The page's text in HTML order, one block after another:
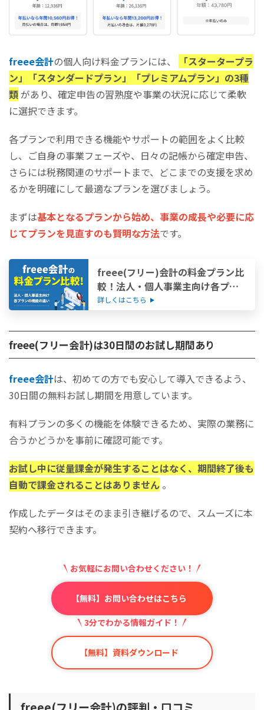
freee会計の個人向け料金プランには、
「スタータープラ
ン」「スタンダードプラン」「プレミアムプラン」の3種
類があり、確定申告の習熟度や事業の状況に応じて柔軟
に選択できます。
各プランで利用できる機能やサポートの範囲をよく比較
し、ご自身の事業フェーズや、日々の記帳から確定申告、
さらには税務関連のサポートまで、どこまでの支援を求め
るかを明確にして最適なプランを選びましょう。
まずは基本となるプランから始め、事業の成長や必要に応
じてプランを見直すのも賢明な方法です。
freee(フリー)会計の料金プラン比
較！法人・個人事業主向け各プラ
ンの機能の違い
詳しくはこちら
freee(フリー会計)は30日間のお試し期間あり
freee会計は、初めての方でも安心して導入できるよう、
30日間の無料お試し期間を用意しています。
有料プランの多くの機能を体験できるため、実際の業務に
合うかどうかを事前に確認可能です。
お試し中に従量課金が発生することはなく、期間終了後も
自動で課金されることはありません 。
作成したデータはそのまま引き継げるので、スムーズに本
契約へ移行できます。
お気軽にお問い合わせください！
【無料】お問い合わせはこちら
3分でわかる情報ガイド！
【無料】資料ダウンロード
freee(フリー会計)の評判・口コミ